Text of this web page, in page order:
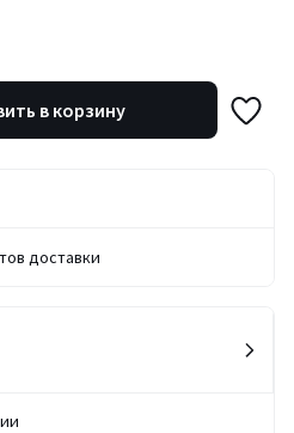
в корзину
доставки